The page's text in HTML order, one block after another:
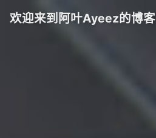
欢迎来到阿叶Ayeez的博客